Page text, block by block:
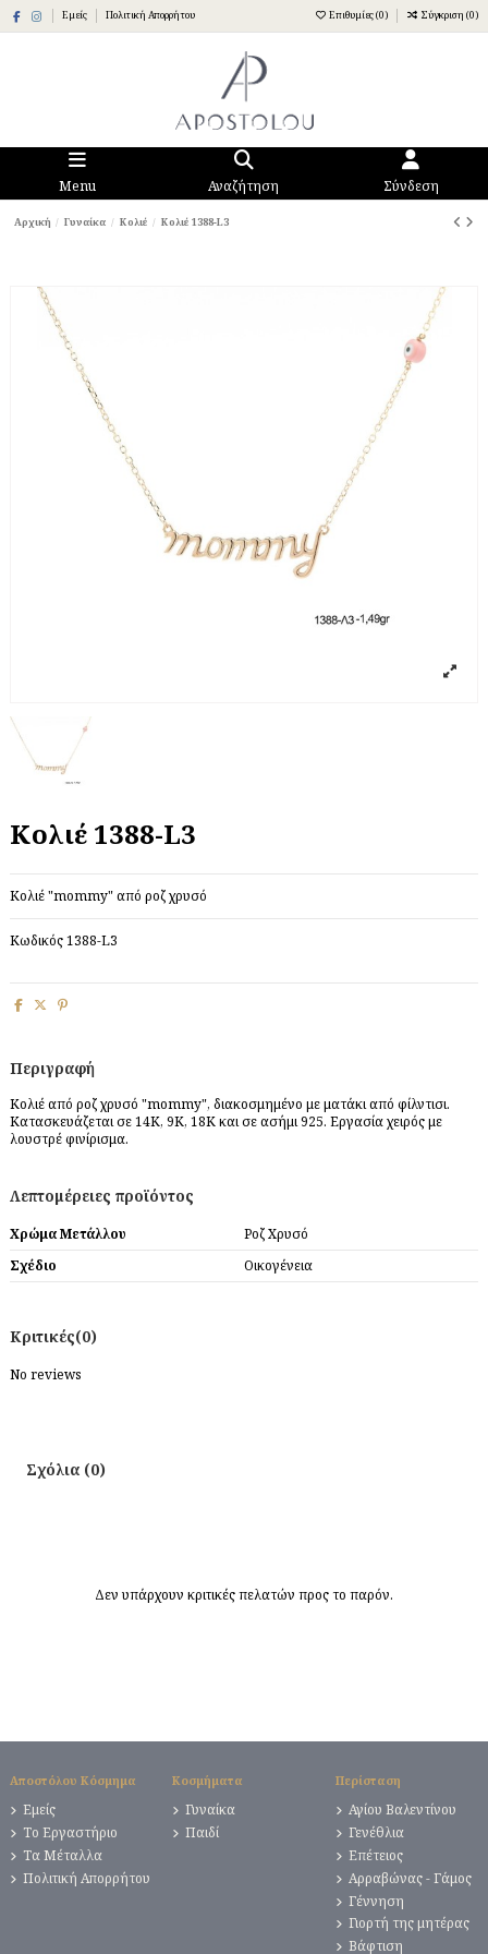
Εμείς Πολιτική Απορρήτου Επιθυμίες (0) Σύγκριση (0)
Menu Αναζήτηση Σύνδεση
Αρχική Γυναίκα Κολιέ Κολιέ 1388-L3
Κολιέ 1388-L3
Κολιέ "mommy" από ροζ χρυσό
Κωδικός1388-L3
Περιγραφή
Κολιέ από ροζ χρυσό "mommy", διακοσμημένο με ματάκι από φίλντισι.
Κατασκευάζεται σε 14Κ, 9Κ, 18Κ και σε ασήμι 925. Εργασία χειρός με
λουστρέ φινίρισμα.
Λεπτομέρειες προϊόντος
Χρώμα Μετάλλου
Ροζ Χρυσό
Σχέδιο
Οικογένεια
Κριτικές(0)
No reviews
Σχόλια (0)
Δεν υπάρχουν κριτικές πελατών προς το παρόν.
Αποστόλου Κόσμημα
Εμείς
Το Εργαστήριο
Τα Μέταλλα
Πολιτική Απορρήτου
Κοσμήματα
Γυναίκα
Παιδί
Περίσταση
Αγίου Βαλεντίνου
Γενέθλια
Επέτειος
Αρραβώνας - Γάμος
Γέννηση
Γιορτή της μητέρας
Βάφτιση